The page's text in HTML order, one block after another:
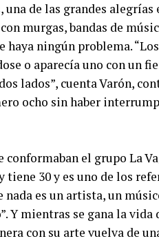
de las grandes
murgas, bandas de
haya ningún problema.
o aparecía uno con un
lados”, cuenta Varón,
ocho sin haber
conformaban el grupo La
tiene 30 y es uno de los
nada es un artista, un
Y mientras se gana la
con su arte vuelva de